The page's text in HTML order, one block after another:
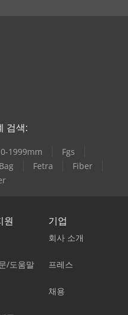
검색:
1999mm
Fgs
Fetra
Fiber
원
/도움말
기업
회사 소개
프레스
채용